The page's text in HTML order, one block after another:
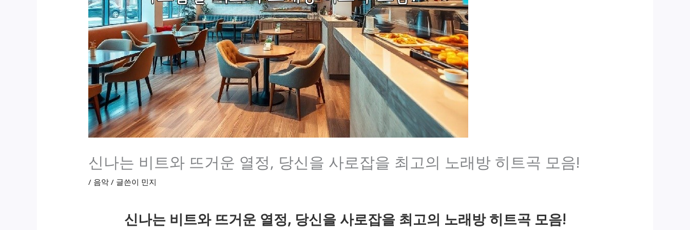
신나는 비트와 뜨거운 열정, 당신을 사로잡을 최고의 노래방 히트곡 모음!
/ 음악 / 글쓴이 민지
신나는 비트와 뜨거운 열정, 당신을 사로잡을 최고의 노래방 히트곡 모음!